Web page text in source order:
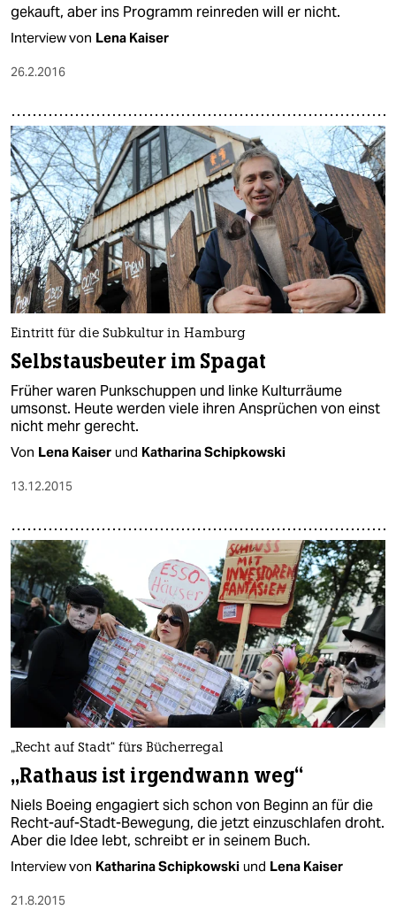
gekauft, aber ins Programm reinreden will er nicht.
Interview von Lena Kaiser
26.2.2016
Eintritt für die Subkultur in Hamburg
Selbstausbeuter im Spagat
Früher waren Punkschuppen und linke Kulturräume
umsonst. Heute werden viele ihren Ansprüchen von einst
nicht mehr gerecht.
Von Lena Kaiser und Katharina Schipkowski
13.12.2015
„Recht auf Stadt“ fürs Bücherregal
„Rathaus ist irgendwann weg“
Niels Boeing engagiert sich schon von Beginn an für die
Recht-auf-Stadt-Bewegung, die jetzt einzuschlafen droht.
Aber die Idee lebt, schreibt er in seinem Buch.
Interview von Katharina Schipkowski und Lena Kaiser
21.8.2015